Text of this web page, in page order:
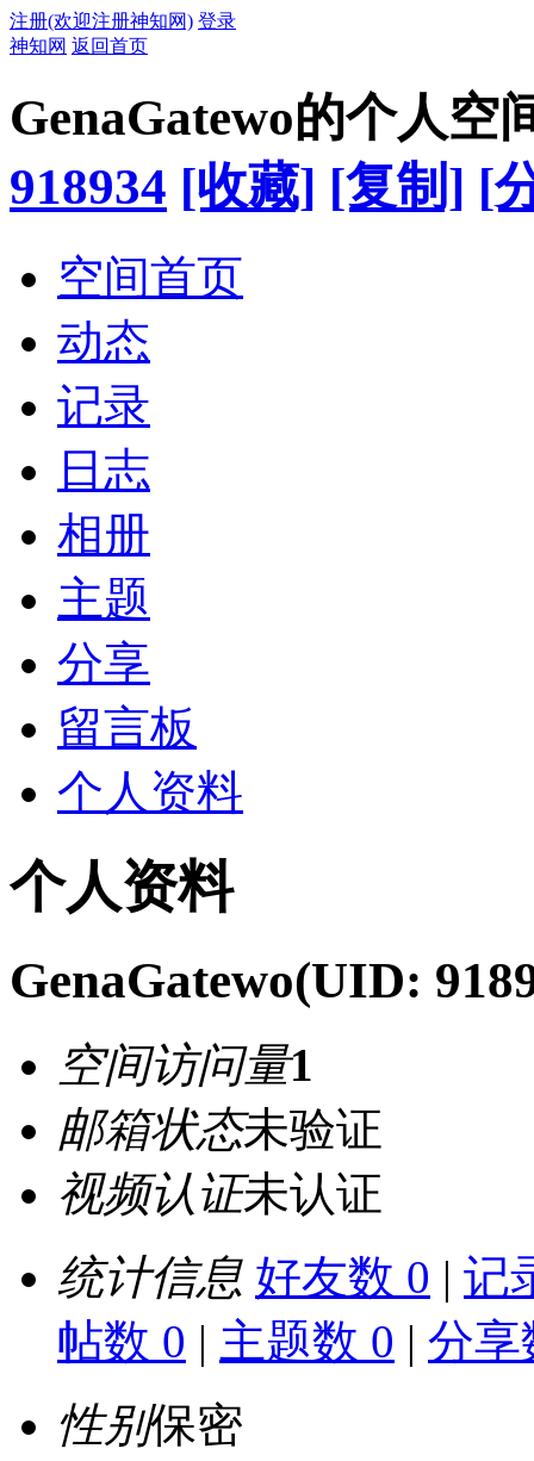
注册(欢迎注册神知网) 登录
神知网 返回首页
GenaGatewo的个人空
918934 [收藏] [复制] [
空间首页
动态
记录
日志
相册
主题
分享
留言板
个人资料
个人资料
GenaGatewo(UID:
空间访问量1
邮箱状态未验证
视频认证未认证
统计信息 好友数 0 | 记
帖数 0 | 主题数 0 | 分享
性别保密